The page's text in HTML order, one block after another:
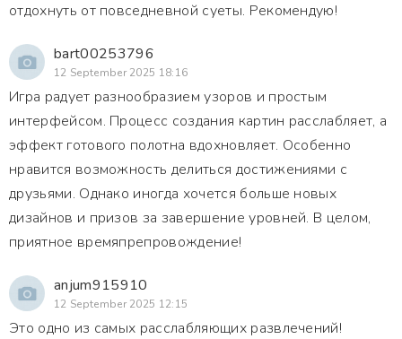
отдохнуть от повседневной суеты. Рекомендую!
bart00253796
12 September 2025 18:16
Игра радует разнообразием узоров и простым
интерфейсом. Процесс создания картин расслабляет, а
эффект готового полотна вдохновляет. Особенно
нравится возможность делиться достижениями с
друзьями. Однако иногда хочется больше новых
дизайнов и призов за завершение уровней. В целом,
приятное времяпрепровождение!
anjum915910
12 September 2025 12:15
Это одно из самых расслабляющих развлечений!